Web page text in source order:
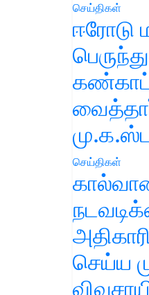
செய்திகள்
ஈரோடு
செய்திகள்
செய்ய